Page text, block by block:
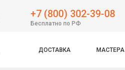
+7 (800) 302-39-08
Бесплатно по РФ
ДОСТАВКА МАСТЕРА